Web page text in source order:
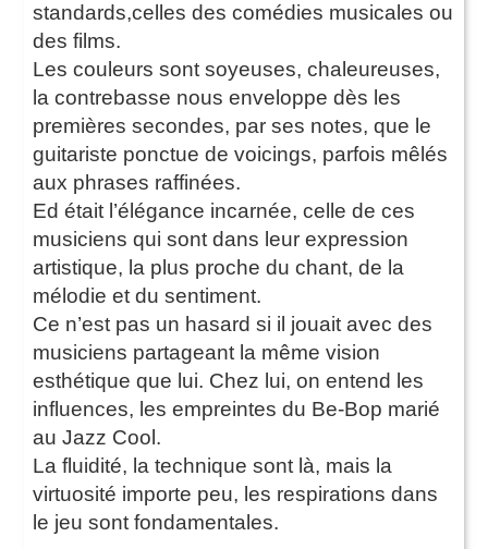
standards,celles des comédies musicales ou
des films.
Les couleurs sont soyeuses, chaleureuses,
la contrebasse nous enveloppe dès les
premières secondes, par ses notes, que le
guitariste ponctue de voicings, parfois mêlés
aux phrases raffinées.
Ed était l’élégance incarnée, celle de ces
musiciens qui sont dans leur expression
artistique, la plus proche du chant, de la
mélodie et du sentiment.
Ce n’est pas un hasard si il jouait avec des
musiciens partageant la même vision
esthétique que lui. Chez lui, on entend les
influences, les empreintes du Be-Bop marié
au Jazz Cool.
La fluidité, la technique sont là, mais la
virtuosité importe peu, les respirations dans
le jeu sont fondamentales.